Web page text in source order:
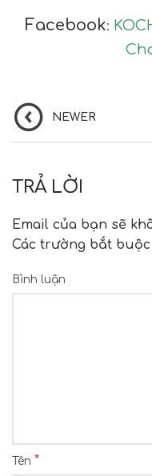
Facebook:
NEWER
TRẢ LỜI
Email của bạn sẽ
Các trường bắt
Bình luận
Tên *